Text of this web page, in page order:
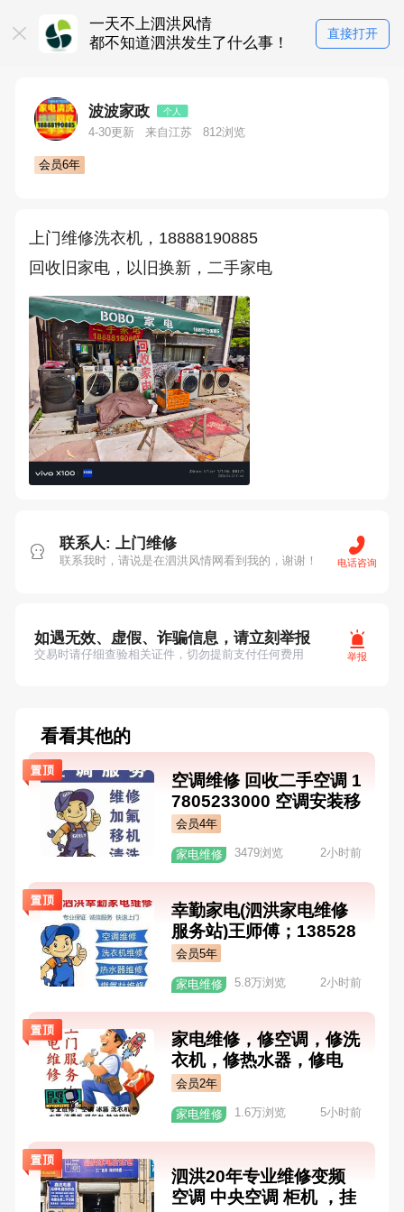
一天不上泗洪风情
都不知道泗洪发生了什么事！
直接打开
波波家政 个人
4-30更新 来自江苏 812浏览
会员6年
上门维修洗衣机，18888190885
回收旧家电，以旧换新，二手家电
联系人: 上门维修
联系我时，请说是在泗洪风情网看到我的，谢谢！ 电话咨询
如遇无效、虚假、诈骗信息，请立刻举报
交易时请仔细查验相关证件，切勿提前支付任何费用 举报
看看其他的
空调维修 回收二手空调 1
7805233000 空调安装移
机清洗加氟打孔 空调出
租 洗衣机维修
会员4年
家电维修 3479浏览 2小时前
幸勤家电(泗洪家电维修
服务站)王师傅；138528
37369、19551851850
空调以久换新，冰箱以久
换新，热水器以久换新，
洗衣机以久换新，油烟机
燃气灶以久换新； 维修
空调、洗衣机、热水器、
燃气灶 二手空调回收 .、
空调加氟、空调安装、空
调移机、空调清洗； 水
龙头带货安装维修，马桶
更换安装维修； 中大小
型冷库设计，安装维修；
会员5年
家电维修 5.8万浏览 2小时前
家电维修，修空调，修洗
衣机，修热水器，修电
器，修燃气灶，修油烟
机，修电视，修家电183
60160998
会员2年
家电维修 1.6万浏览 5小时前
泗洪20年专业维修变频
空调 中央空调 柜机 ，挂